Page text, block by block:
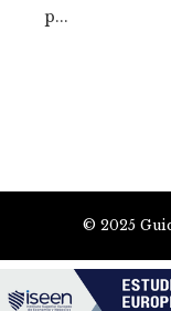
p...
© 2025